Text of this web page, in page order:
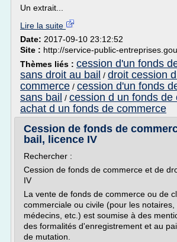
Un extrait...
Lire la suite
Date: 2017-09-10 23:12:52
Site : http://service-public-
Thèmes liés : cession d'un fonds
sans droit au bail / droit cession
commerce / cession d'un fonds
sans bail / cession d un fonds de
achat d un fonds de commerce
Cession de fonds de
bail, licence IV
Rechercher :
Cession de fonds de commerce et de
IV
La vente de fonds de commerce ou de
commerciale ou civile (pour les notaires,
médecins, etc.) est soumise à des
des formalités d'enregistrement et au
de mutation.